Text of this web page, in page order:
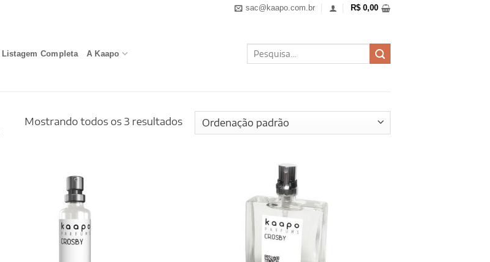
sac@kaapo.com.br R$ 0,00
Listagem Completa A Kaapo
Pesquisar
por:
Mostrando todos os 3 resultados